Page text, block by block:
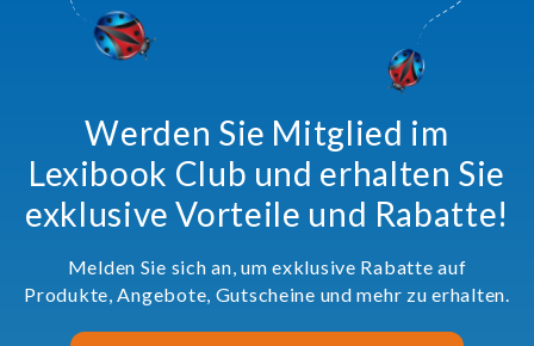
Werden Sie Mitglied im
Lexibook Club und erhalten Sie
exklusive Vorteile und Rabatte!
Melden Sie sich an, um exklusive Rabatte auf
Produkte, Angebote, Gutscheine und mehr zu erhalten.